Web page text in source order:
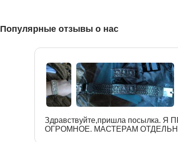
Популярные отзывы о нас
Здравствуйте,пришла
ОГРОМНОЕ. МАСТЕРАМ